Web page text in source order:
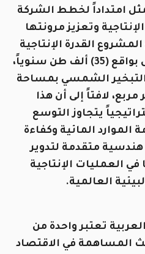
يمثل امتداداً لخطط الشركة
وتعزيز مرونتها
القدرة الإنتاجية
للشركة من مادة البوتاس بواقع (35) ألف طن سنوياً،
الشمسي بمساحة
كيلومتر مربع، لافتاً إلى أن هذا
يتجاوز التوسع
الموارد المائية وكفاءة
هندسية متقدمة لتدوير
في العمليات الإنتاجية
العالمية.
تعتبر واحدة من
المساهمة في الاقتصاد